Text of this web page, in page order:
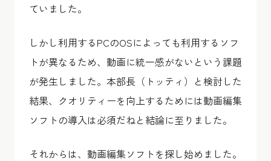
ていました。
しかし利用するPCのOSによっても利用するソフ
トが異なるため、動画に統一感がないという課題
が発生しました。本部長（トッティ）と検討した
結果、クオリティーを向上するためには動画編集
ソフトの導入は必須だねと結論に至りました。
それからは、動画編集ソフトを探し始めました。